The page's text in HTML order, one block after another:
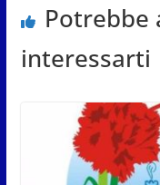
Potrebbe
interessarti